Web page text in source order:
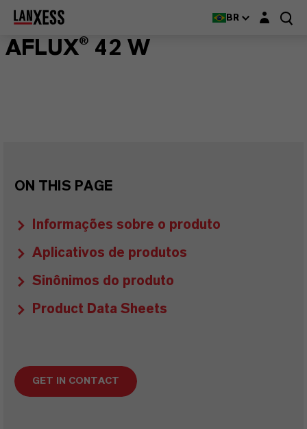
BR Login layer
AFLUX® 42 W
ON THIS PAGE
Informações sobre o produto
Aplicativos de produtos
Sinônimos do produto
Product Data Sheets
GET IN CONTACT